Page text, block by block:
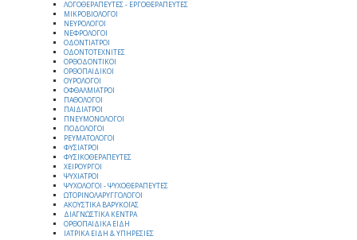
ΛΟΓΟΘΕΡΑΠΕΥΤΕΣ - ΕΡΓΟΘΕΡΑΠΕΥΤΕΣ
ΜΙΚΡΟΒΙΟΛΟΓΟΙ
ΝΕΥΡΟΛΟΓΟΙ
ΝΕΦΡΟΛΟΓΟΙ
ΟΔΟΝΤΙΑΤΡΟΙ
ΟΔΟΝΤΟΤΕΧΝΙΤΕΣ
ΟΡΘΟΔΟΝΤΙΚΟΙ
ΟΡΘΟΠΑΙΔΙΚΟΙ
ΟΥΡΟΛΟΓΟΙ
ΟΦΘΑΛΜΙΑΤΡΟΙ
ΠΑΘΟΛΟΓΟΙ
ΠΑΙΔΙΑΤΡΟΙ
ΠΝΕΥΜΟΝΟΛΟΓΟΙ
ΠΟΔΟΛΟΓΟΙ
ΡΕΥΜΑΤΟΛΟΓΟΙ
ΦΥΣΙΑΤΡΟΙ
ΦΥΣΙΚΟΘΕΡΑΠΕΥΤΕΣ
ΧΕΙΡΟΥΡΓΟΙ
ΨΥΧΙΑΤΡΟΙ
ΨΥΧΟΛΟΓΟΙ - ΨΥΧΟΘΕΡΑΠΕΥΤΕΣ
ΩΤΟΡΙΝΟΛΑΡΥΓΓΟΛΟΓΟΙ
ΑΚΟΥΣΤΙΚΑ ΒΑΡΥΚΟΪΑΣ
ΔΙΑΓΝΩΣΤΙΚΑ ΚΕΝΤΡΑ
ΟΡΘΟΠΑΙΔΙΚΑ ΕΙΔΗ
ΙΑΤΡΙΚΑ ΕΙΔΗ & ΥΠΗΡΕΣΙΕΣ